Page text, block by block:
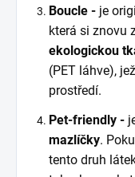
Boucle - je
která si znovu
ekologickou
(PET láhve),
prostředí.
Pet-friendly -
mazlíčky.
tento druh